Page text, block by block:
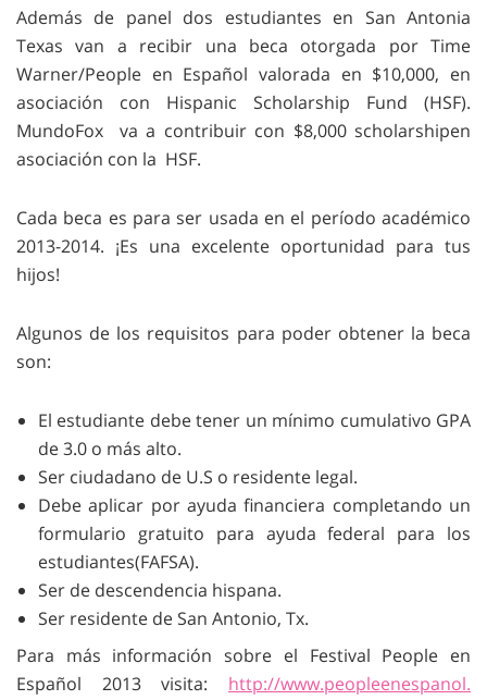
Además de panel dos estudiantes en San Antonia
Texas van a recibir una beca otorgada por Time
Warner/People en Español valorada en $10,000, en
asociación con Hispanic Scholarship Fund (HSF).
MundoFox va a contribuir con $8,000 scholarshipen
asociación con la HSF.
Cada beca es para ser usada en el período académico
2013-2014. ¡Es una excelente oportunidad para tus
hijos!
Algunos de los requisitos para poder obtener la beca
son:
El estudiante debe tener un mínimo cumulativo GPA
de 3.0 o más alto.
Ser ciudadano de U.S o residente legal.
Debe aplicar por ayuda financiera completando un
formulario gratuito para ayuda federal para los
estudiantes(FAFSA).
Ser de descendencia hispana.
Ser residente de San Antonio, Tx.
Para más información sobre el Festival People en
Español 2013 visita: http://www.peopleenespanol.